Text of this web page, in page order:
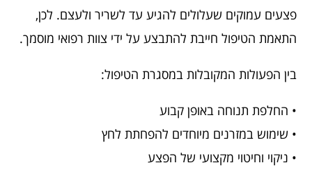
פצעים עמוקים שעלולים להגיע עד לשריר ולעצם. לכן,
התאמת הטיפול חייבת להתבצע על ידי צוות רפואי מוסמך.
בין הפעולות המקובלות במסגרת הטיפול:
• החלפת תנוחה באופן קבוע
• שימוש במזרנים מיוחדים להפחתת לחץ
• ניקוי וחיטוי מקצועי של הפצע